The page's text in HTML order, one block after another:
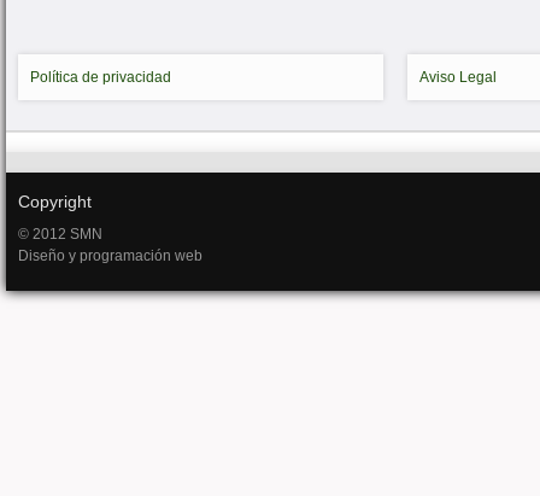
Política de privacidad Aviso Legal
Copyright
© 2012 SMN
Diseño y programación web